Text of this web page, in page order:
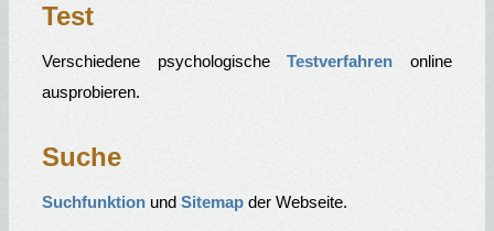
Test
Verschiedene psychologischeTestverfahren online
ausprobieren.
Suche
Suchfunktion und Sitemap der Webseite.